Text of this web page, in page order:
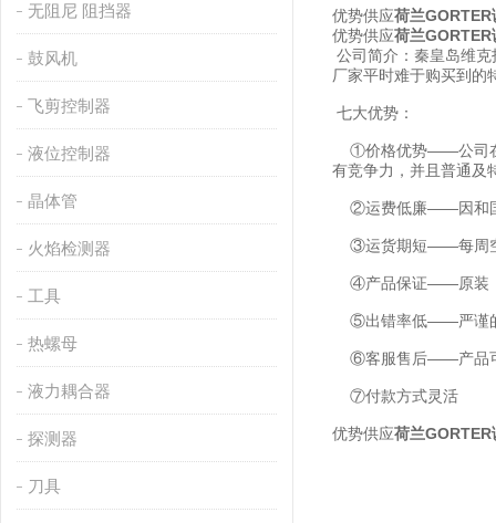
无阻尼 阻挡器
鼓风机
飞剪控制器
液位控制器
晶体管
火焰检测器
工具
热螺母
液力耦合器
探测器
刀具
优势供应荷兰
优势供应荷兰
公司简介：秦皇岛维
厂家平时难于购买到的
七大优势：
①价格优势——公司在
有竞争力，并且普通及
②运费低廉——因和国
③运货期短——每周空
④产品保证——原装
⑤出错率低——严谨的
⑥客服售后——产品可
⑦付款方式灵活
优势供应荷兰